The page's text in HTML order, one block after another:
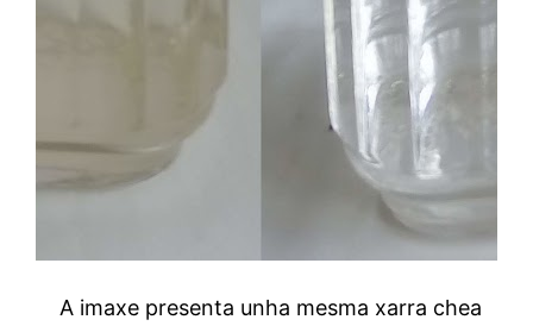
A imaxe presenta unha mesma xarra chea